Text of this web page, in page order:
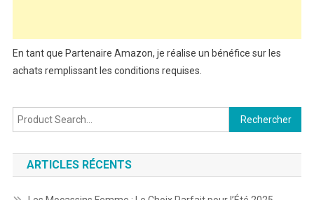
En tant que Partenaire Amazon, je réalise un bénéfice sur les
achats remplissant les conditions requises.
Rechercher :
ARTICLES RÉCENTS